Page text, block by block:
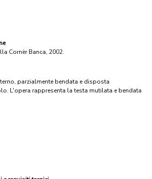
Cornèr Banca, 2002.
parzialmente bendata e disposta
L'opera rappresenta la testa mutilata e bendata